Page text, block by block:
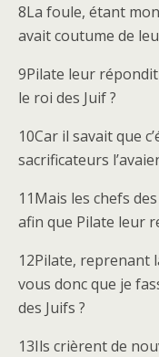
8La foule, étant
avait coutume de
9Pilate leur
le roi des Juif ?
10Car il savait que
sacrificateurs
11Mais les chefs
afin que Pilate leur
12Pilate, reprenant
vous donc que je
des Juifs ?
13Ils crièrent de